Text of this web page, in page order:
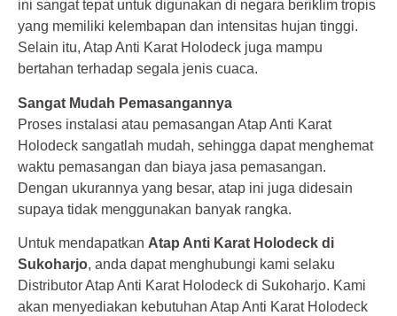
ini sangat tepat untuk digunakan di negara beriklim tropis
yang memiliki kelembapan dan intensitas hujan tinggi.
Selain itu, Atap Anti Karat Holodeck juga mampu
bertahan terhadap segala jenis cuaca.
Sangat Mudah Pemasangannya
Proses instalasi atau pemasangan Atap Anti Karat
Holodeck sangatlah mudah, sehingga dapat menghemat
waktu pemasangan dan biaya jasa pemasangan.
Dengan ukurannya yang besar, atap ini juga didesain
supaya tidak menggunakan banyak rangka.
Untuk mendapatkan Atap Anti Karat Holodeck di
Sukoharjo, anda dapat menghubungi kami selaku
Distributor Atap Anti Karat Holodeck di Sukoharjo. Kami
akan menyediakan kebutuhan Atap Anti Karat Holodeck